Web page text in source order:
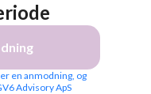
en anmodning, og
Advisory ApS